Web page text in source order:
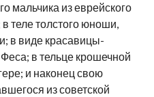
мальчика из еврейского
в теле толстого юноши,
в виде красавицы-
в тельце крошечной
и наконец свою
из советской